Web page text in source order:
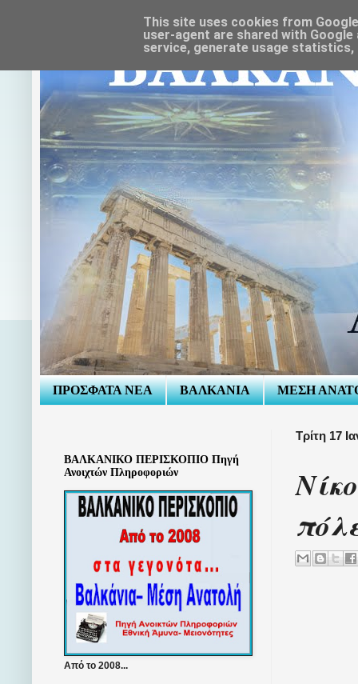
ΠΡΟΣΦΑΤΑ ΝΕΑ ΒΑΛΚΑΝΙΑ ΜΕΣΗ
Τρίτη 17
ΒΑΛΚΑΝΙΚΟ ΠΕΡΙΣΚΟΠΙΟ Πηγή
Ανοιχτών Πληροφοριών
Από το 2008...
This site uses cookies from
user-agent are shared with
service, generate usage statistics,